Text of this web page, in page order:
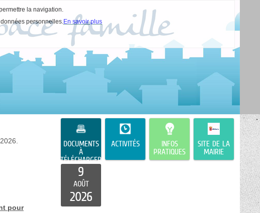
la navigation.
personnelles.En savoir plus
DOCUMENTS
À
TÉLÉCHARGER
ACTIVITÉS
INFOS
PRATIQUES
SITE DE LA
MAIRIE
9
AOÛT
2026
pour